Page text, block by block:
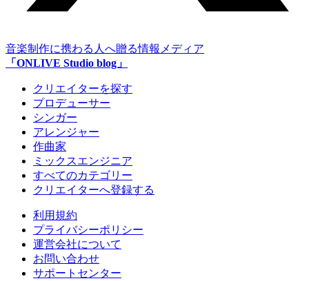
音楽制作に携わる人へ贈る情報メディア
「ONLIVE Studio blog」
クリエイターを探す
プロデューサー
シンガー
アレンジャー
作曲家
ミックスエンジニア
すべてのカテゴリー
クリエイターへ登録する
利用規約
プライバシーポリシー
運営会社について
お問い合わせ
サポートセンター